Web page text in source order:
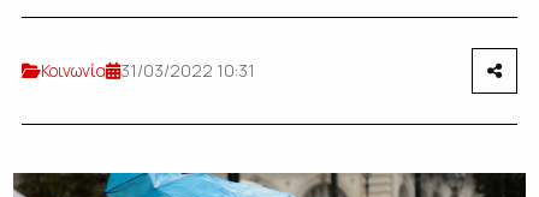
Κοινωνία 31/03/2022 10:31